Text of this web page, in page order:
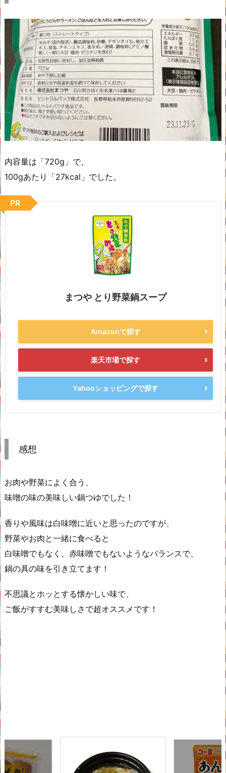
内容量は「720g」で、
100gあたり「27kcal」でした。
まつや とり野菜鍋スープ
Amazonで探す
楽天市場で探す
Yahooショッピングで探す
PR
感想
お肉や野菜によく合う、
味噌の味の美味しい鍋つゆでした！
香りや風味は白味噌に近いと思ったのですが、
野菜やお肉と一緒に食べると
白味噌でもなく、赤味噌でもないようなバランスで、
鍋の具の味を引き立てます！
不思議とホッとする懐かしい味で、
ご飯がすすむ美味しさで超オススメです！